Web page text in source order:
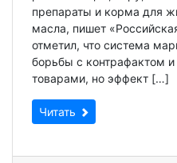
препараты и корма для
масла, пишет
отметил, что система
борьбы с контрафактом
товарами, но эффект […]
Читать